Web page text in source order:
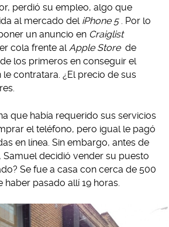
perdió su empleo, algo que
al mercado del iPhone 5 . Por lo
un anuncio en Craiglist
cola frente alApple Store de
los primeros en conseguir el
contratara. ¿El precio de sus
que había requerido sus servicios
el teléfono, pero igual le pagó
en línea. Sin embargo, antes de
Samuel decidió vender su puesto
Se fue a casa con cerca de 500
pasado allí 19 horas.